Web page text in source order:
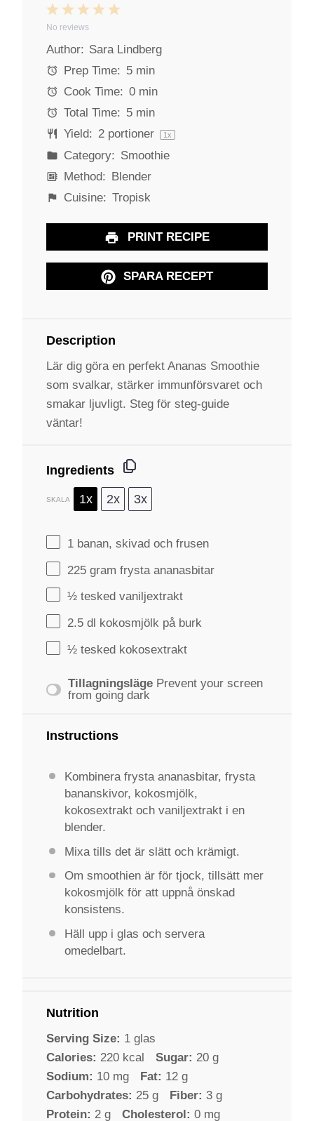
5
t
r
4
t
a
r
s
3
t
a
r
s
2
S
t
a
r
s
1
S
t
a
No reviews
Author: Sara Lindberg
Prep Time: 5 min
Cook Time: 0 min
Total Time: 5 min
Yield: 2portioner 1x
Category: Smoothie
Method: Blender
Cuisine: Tropisk
PRINT RECIPE
SPARA RECEPT
Description
Lär dig göra en perfekt Ananas Smoothie
som svalkar, stärker immunförsvaret och
smakar ljuvligt. Steg för steg-guide
väntar!
Ingredients
SKALA 1x 2x 3x
1 banan, skivad och frusen
225 gram frysta ananasbitar
½ tesked vaniljextrakt
2.5 dl kokosmjölk på burk
½ tesked kokosextrakt
Tillagningsläge Prevent your screen
from going dark
Instructions
Kombinera frysta ananasbitar, frysta
bananskivor, kokosmjölk,
kokosextrakt och vaniljextrakt i en
blender.
Mixa tills det är slätt och krämigt.
Om smoothien är för tjock, tillsätt mer
kokosmjölk för att uppnå önskad
konsistens.
Häll upp i glas och servera
omedelbart.
Nutrition
Serving Size: 1 glas
Calories: 220 kcal Sugar: 20 g
Sodium: 10 mg Fat: 12 g
Carbohydrates: 25 g Fiber: 3 g
Protein: 2 g Cholesterol: 0 mg